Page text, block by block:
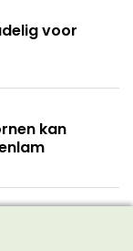
voor
kan